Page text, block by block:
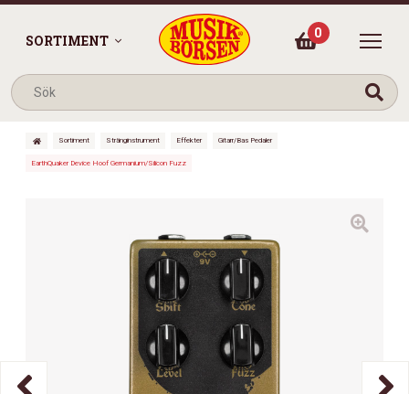
SORTIMENT 0
Sortiment Stränginstrument Effekter Gitarr/Bas Pedaler
EarthQuaker Device Hoof Germanium/Silicon Fuzz